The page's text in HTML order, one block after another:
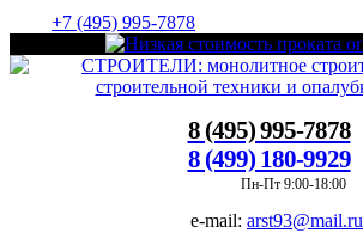
+7 (495) 995-7878
8 (495) 995-7878
8 (499) 180-9929
Пн-Пт 9:00-18:00
e-mail: arst93@mail.ru